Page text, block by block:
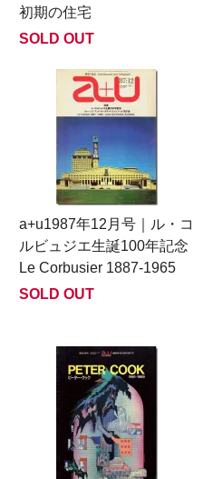
初期の住宅
SOLD OUT
a+u1987年12月号｜ル・コ
ルビュジエ生誕100年記念
Le Corbusier 1887-1965
SOLD OUT